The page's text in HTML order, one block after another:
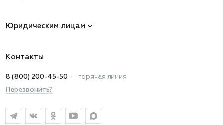
Юридическим лицам
Контакты
8 (800) 200-45-50 — горячая линия
Перезвонить?